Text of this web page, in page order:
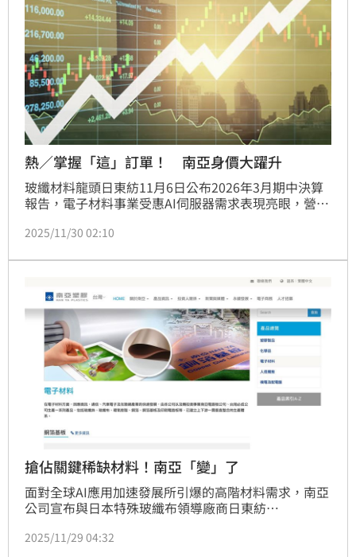
熱／掌握「這」訂單！ 南亞身價大躍升
玻纖材料龍頭日東紡11月6日公布2026年3月期中決算
報告，電子材料事業受惠AI伺服器需求表現亮眼，營業
來巨額利益，將全年淨利預測從130億日圓上調至375
零件，帶動總體訂單暢旺。
2025/11/30 02:10
搶佔關鍵稀缺材料！南亞「變」了
面對全球AI應用加速發展所引爆的高階材料需求，南亞
公司宣布與日本特殊玻纖布領導廠商日東紡
生產，擴大供應能量以因應市場高速成長。這項合作不
2025/11/29 04:32